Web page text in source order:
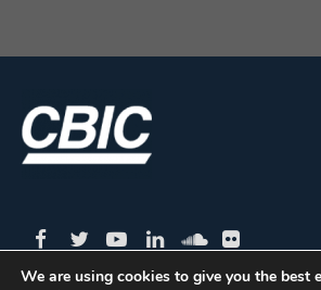
We are using cookies to give you the best